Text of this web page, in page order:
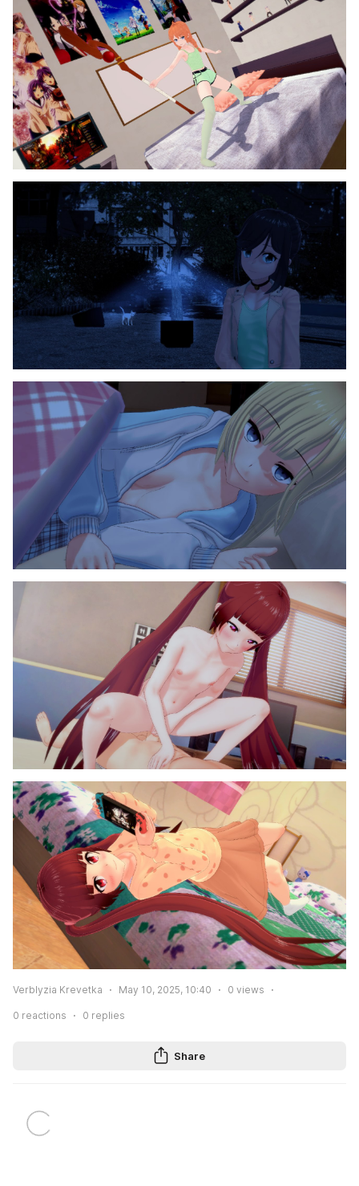
Verblyzia Krevetka May 10, 2025, 10:40 0 views
0 reactions 0 replies
Share